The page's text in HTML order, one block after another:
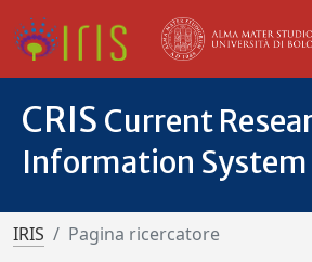
CRIS Current
Information System
IRIS Pagina ricercatore